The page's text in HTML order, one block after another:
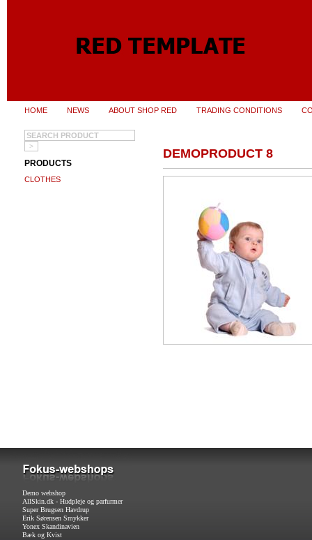
HOME NEWS ABOUT SHOP RED TRADING CONDITIONS
PRODUCTS
CLOTHES
DEMOPRODUCT 8
Demo webshop
AllSkin.dk - Hudpleje og parfurmer
Super Brugsen Havdrup
Erik Sørensen Smykker
Yonex Skandinavien
Bæk og Kvist